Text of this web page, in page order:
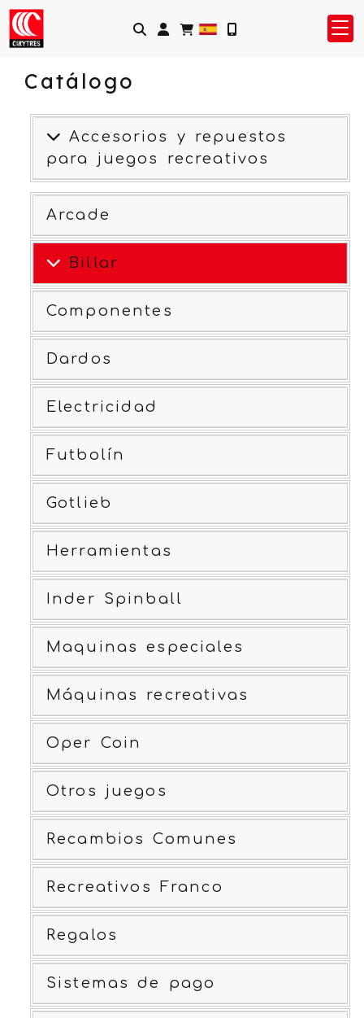
Identifícate
Catálogo
Accesorios y repuestos
para juegos recreativos
Arcade
Billar
Componentes
Dardos
Electricidad
Futbolín
Gotlieb
Herramientas
Inder Spinball
Maquinas especiales
Máquinas recreativas
Oper Coin
Otros juegos
Recambios Comunes
Recreativos Franco
Regalos
Sistemas de pago